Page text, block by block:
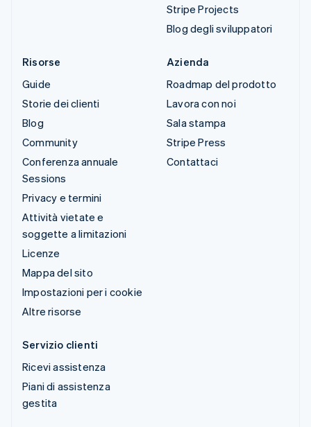
Stripe Projects
Blog degli sviluppatori
Risorse
Guide
Storie dei clienti
Blog
Community
Conferenza annuale
Sessions
Privacy e termini
Attività vietate e
soggette a limitazioni
Licenze
Mappa del sito
Impostazioni per i cookie
Altre risorse
Azienda
Roadmap del prodotto
Lavora con noi
Sala stampa
Stripe Press
Contattaci
Servizio clienti
Ricevi assistenza
Piani di assistenza
gestita